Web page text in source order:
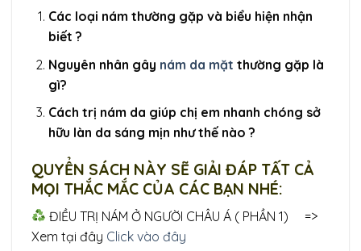
Các loại nám thường gặp và biểu hiện nhận
biết ?
Nguyên nhân gây nám da mặt thường gặp là
gì?
Cách trị nám da giúp chị em nhanh chóng sở
hữu làn da sáng mịn như thế nào ?
QUYỂN SÁCH NÀY SẼ GIẢI ĐÁP TẤT CẢ
MỌI THẮC MẮC CỦA CÁC BẠN NHÉ:
ĐIỀU TRỊ NÁM Ở NGƯỜI CHÂU Á ( PHẦN 1) =>
Xem tại đây Click vào đây